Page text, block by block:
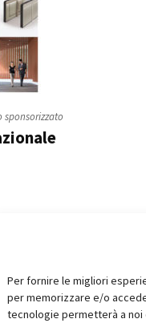
Per fornire le migliori
per memorizzare e/o
tecnologie permetterà a
sponsorizzato